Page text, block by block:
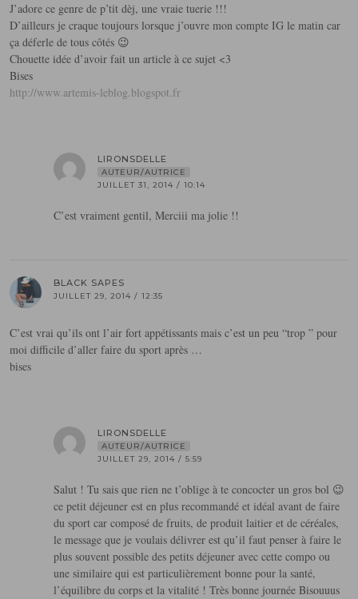
J’adore ce genre de p’tit dèj, une vraie tuerie !!!
D’ailleurs je craque toujours lorsque j’ouvre mon compte IG le matin car
ça déferle de tous côtés 😉
Chouette idée d’avoir fait un article à ce sujet <3
Bises
http://www.artemis-leblog.blogspot.fr
LIRONSDELLE
AUTEUR/AUTRICE
JUILLET 31, 2014 / 10:14
C’est vraiment gentil, Merciii ma jolie !!
BLACK SAPES
JUILLET 29, 2014 / 12:35
C’est vrai qu’ils ont l’air fort appétissants mais c’est un peu “trop ” pour
moi difficile d’aller faire du sport après …
bises
LIRONSDELLE
AUTEUR/AUTRICE
JUILLET 29, 2014 / 5:59
Salut ! Tu sais que rien ne t’oblige à te concocter un gros bol 😉
ce petit déjeuner est en plus recommandé et idéal avant de faire
du sport car composé de fruits, de produit laitier et de céréales,
le message que je voulais délivrer est qu’il faut penser à faire le
plus souvent possible des petits déjeuner avec cette compo ou
une similaire qui est particulièrement bonne pour la santé,
l’équilibre du corps et la vitalité ! Très bonne journée Bisouuus